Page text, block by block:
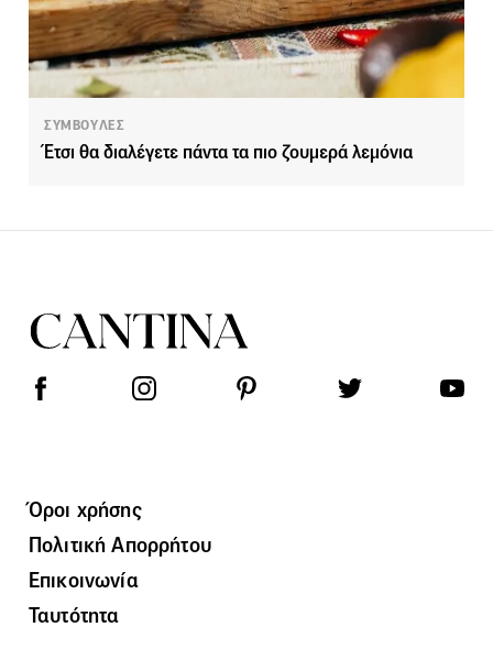
ΣΥΜΒΟΥΛΕΣ
Έτσι θα διαλέγετε πάντα τα πιο ζουμερά λεμόνια
Όροι χρήσης
Πολιτική Απορρήτου
Επικοινωνία
Ταυτότητα